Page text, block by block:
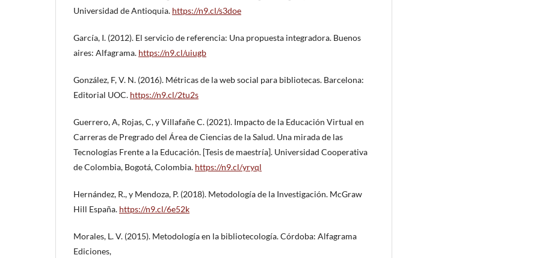
Universidad de Antioquia. https://n9.cl/s3doe
García, I. (2012). El servicio de referencia: Una propuesta integradora. Buenos
aires: Alfagrama. https://n9.cl/uiugb
González, F, V. N. (2016). Métricas de la web social para bibliotecas. Barcelona:
Editorial UOC. https://n9.cl/2tu2s
Guerrero, A, Rojas, C, y Villafañe C. (2021). Impacto de la Educación Virtual en
Carreras de Pregrado del Área de Ciencias de la Salud. Una mirada de las
Tecnologías Frente a la Educación. [Tesis de maestría]. Universidad Cooperativa
de Colombia, Bogotá, Colombia. https://n9.cl/yryql
Hernández, R., y Mendoza, P. (2018). Metodología de la Investigación. McGraw
Hill España. https://n9.cl/6e52k
Morales, L. V. (2015). Metodología en la bibliotecología. Córdoba: Alfagrama
Ediciones,